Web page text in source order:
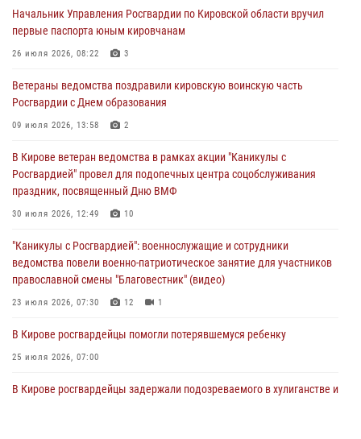
В Росгвардии вспоминают российских воинов, погибших в Первой
мировой войне 1914-1918 годов
В Кирове офицер Росгвардии стал победителем открытого
шахматного турнира
Директор Росгвардии Герой России генерал армии Виктор Золотов
поздравил специалистов подразделений тыла с профессиональным
праздником
Начальник Управления Росгвардии по Кировской области вручил
первые паспорта юным кировчанам
26 июля 2026, 08:22 3
Ветераны ведомства поздравили кировскую воинскую часть
Росгвардии с Днем образования
09 июля 2026, 13:58 2
В Кирове ветеран ведомства в рамках акции "Каникулы с
Росгвардией" провел для подопечных центра соцобслуживания
праздник, посвященный Дню ВМФ
30 июля 2026, 12:49 10
"Каникулы с Росгвардией": военнослужащие и сотрудники
ведомства повели военно-патриотическое занятие для участников
православной смены "Благовестник" (видео)
23 июля 2026, 07:30 12 1
В Кирове росгвардейцы помогли потерявшемуся ребенку
25 июля 2026, 07:00
В Кирове росгвардейцы задержали подозреваемого в хулиганстве и